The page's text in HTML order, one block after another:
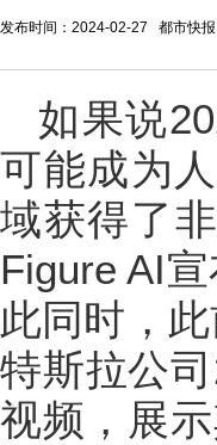
发布时间：2024-02-27 都市快报
如果说
可能成为
域获得了
Figure AI
此同时，
特斯拉公
视频，展